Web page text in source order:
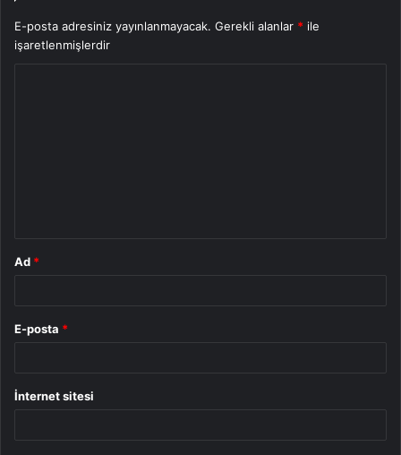
E-posta adresiniz yayınlanmayacak. Gerekli alanlar * ile
işaretlenmişlerdir
Ad *
E-posta *
İnternet sitesi